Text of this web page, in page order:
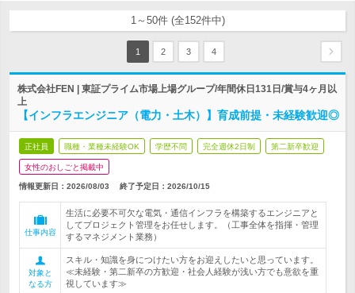
1～50件 (全152件中)
1 2 3 4
株式会社FEN | 東証プライム市場上場グループ/年間休日131日/賞与4ヶ月以
上
【インフラエンジニア（電力・土木）】育成前提・未経験歓迎◎
正社員 職種・業種未経験OK 学歴不問 完全週休2日制 第二新卒歓迎
女性のおしごと掲載中
情報更新日：2026/08/03 終了予定日： 2026/10/15
仕事内容
生活に必要不可欠な電気・通信インフラを構築するエンジニアと
してプロジェクト管理をお任せします。（工事全体を指揮・管理
するマネジメント業務）
対象と
なる方
スキル・知識を身につけたい方をお迎えしたいと思っています。
≪未経験・第二新卒の方歓迎・社会人経験が浅い方でも意欲を重
視しています≫